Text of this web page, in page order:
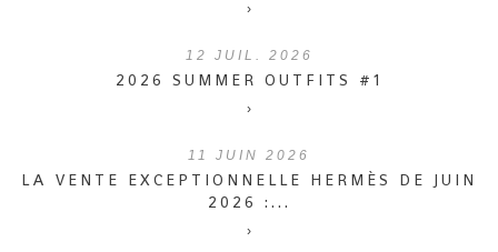
›
12 JUIL. 2026
2026 SUMMER OUTFITS #1
›
11 JUIN 2026
LA VENTE EXCEPTIONNELLE HERMÈS DE JUIN
2026 :...
›